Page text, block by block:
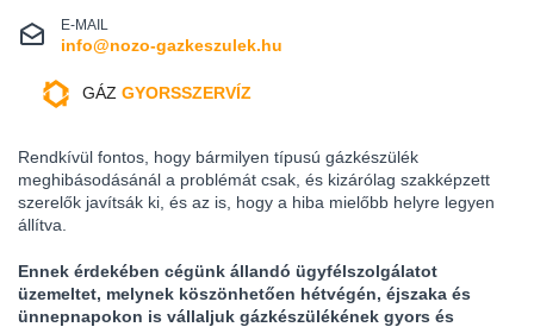
E-MAIL
info@nozo-gazkeszulek.hu
GÁZ GYORSSZERVÍZ
Rendkívül fontos, hogy bármilyen típusú gázkészülék
meghibásodásánál a problémát csak, és kizárólag szakképzett
szerelők javítsák ki, és az is, hogy a hiba mielőbb helyre legyen
állítva.
Ennek érdekében cégünk állandó ügyfélszolgálatot
üzemeltet, melynek köszönhetően hétvégén, éjszaka és
ünnepnapokon is vállaljuk gázkészülékének gyors és